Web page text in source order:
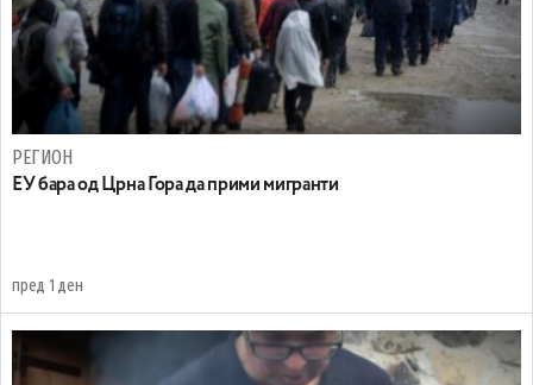
РЕГИОН
EУ бара од Црна Гора да прими мигранти
пред 1 ден